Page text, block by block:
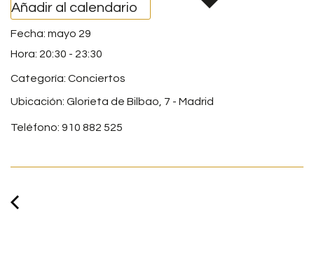
Añadir al calendario
mayo 29
20:30 - 23:30
Categoría: Conciertos
Ubicación: Glorieta de Bilbao, 7 - Madrid
Teléfono: 910 882 525